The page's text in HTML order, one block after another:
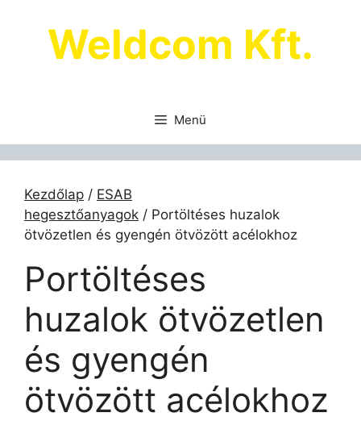
tartalombaWeldcom Kft.
Menü
Kezdőlap / ESAB
hegesztőanyagok / Portöltéses huzalok
ötvözetlen és gyengén ötvözött acélokhoz
Portöltéses
huzalok ötvözetlen
és gyengén
ötvözött acélokhoz